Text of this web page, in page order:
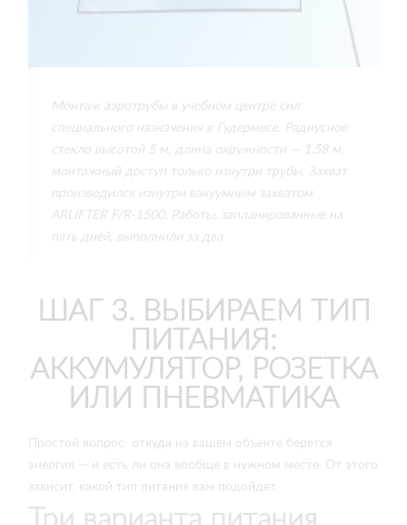
Монтаж аэротрубы в учебном центре сил
специального назначения в Гудермесе. Радиусное
стекло высотой 5 м, длина окружности — 1,58 м,
монтажный доступ только изнутри трубы. Захват
производился изнутри вакуумным захватом
ARLIFTER F/R‑1500. Работы, запланированные на
пять дней, выполнили за два
ШАГ 3. ВЫБИРАЕМ ТИП
ПИТАНИЯ:
АККУМУЛЯТОР, РОЗЕТКА
ИЛИ ПНЕВМАТИКА
Простой вопрос: откуда на вашем объекте берется
энергия — и есть ли она вообще в нужном месте. От этого
зависит, какой тип питания вам подойдет.